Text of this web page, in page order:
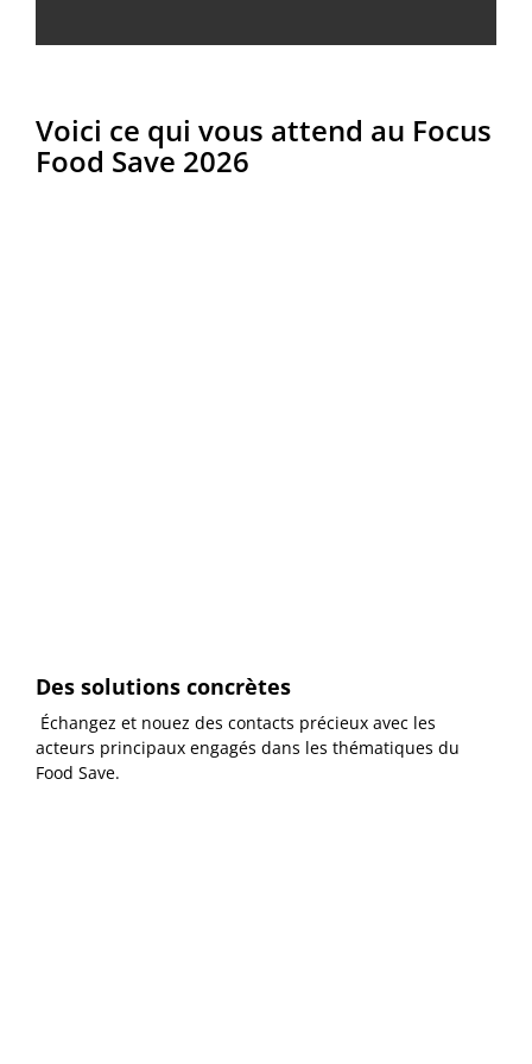
Voici ce qui vous attend au Focus
Food Save 2026
Des solutions concrètes
Échangez et nouez des contacts précieux avec les
acteurs principaux engagés dans les thématiques du
Food Save.